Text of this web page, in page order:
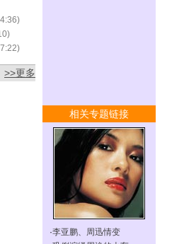
>>更多
相关专题链接
·李亚鹏、周迅情变